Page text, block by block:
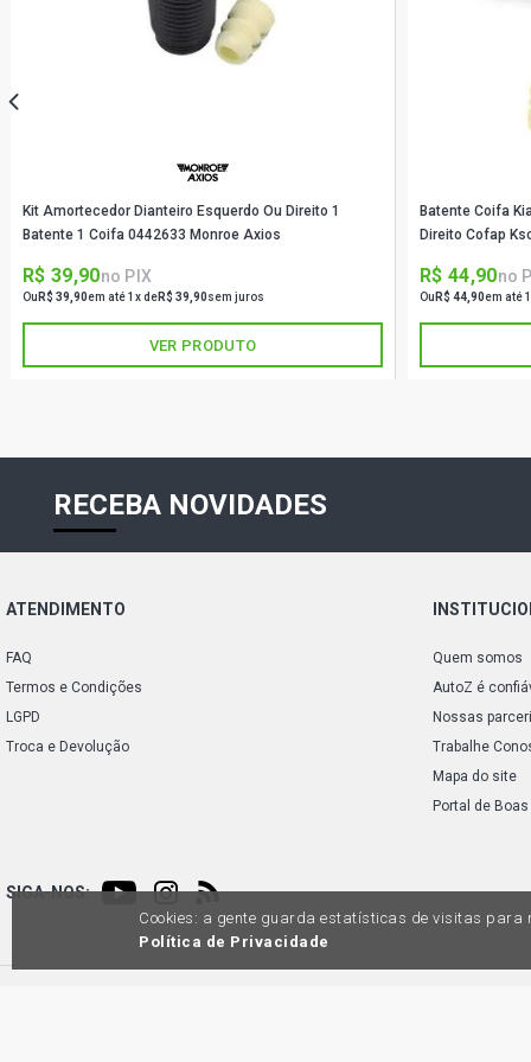
Kit Amortecedor Dianteiro Esquerdo Ou Direito 1
Batente 1 Coifa 0442633 Monroe Axios
R$ 39,90no PIX
Ou R$ 39,90em até 1x deR$ 39,90sem juros
VER PRODUTO
Batente Coifa
Direito Cofap
R$ 44,90no
Ou R$ 44,90em até
RECEBA NOVIDADES
ATENDIMENTO
FAQ
Termos e Condições
LGPD
Troca e Devolução
Quem somos
AutoZ é
Nossas
Trabalhe
Mapa do site
Portal de
SIGA-NOS:
Cookies: a gente guarda estatísticas de visitas para
Política de Privacidade